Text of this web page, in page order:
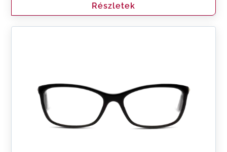
Részletek